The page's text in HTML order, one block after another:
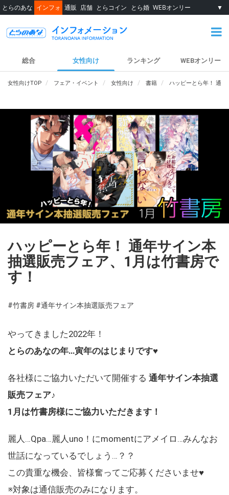
とらのあな インフォ 通販 店舗 とらコイン とら婚 WEBオンリー ▼
総合 女性向け ランキング WEBオンリー
女性向けTOP フェア・イベント 女性向け 書籍 ハッピーとら年！ 通
ハッピーとら年！ 通年サイン本
抽選販売フェア、1月は竹書房で
す！
#竹書房 #通年サイン本抽選販売フェア
やってきました2022年！
とらのあなの年…寅年のはじまりです♥
各社様にご協力いただいて開催する 通年サイン本抽選
販売フェア♪
1月は竹書房様にご協力いただきます！
麗人…Qpa…麗人uno！にmomentにアメイロ…みんなお
世話になっているでしょう…？？
この貴重な機会、皆様奮ってご応募くださいませ♥
※対象は通信販売のみになります。